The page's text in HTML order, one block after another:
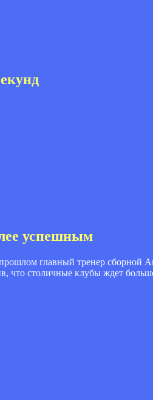
успешным
главный тренер сборной
что столичные клубы ждет